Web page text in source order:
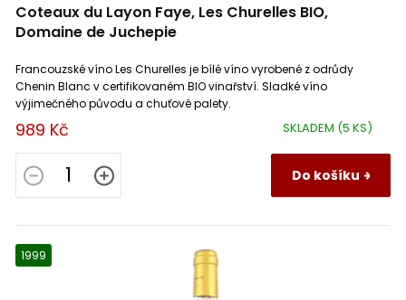
Coteaux du Layon Faye, Les Churelles BIO,
Domaine de Juchepie
SKLADEM (5 KS)
989 Kč
Do košíku
Francouzské víno Les Churelles je bílé víno vyrobené z odrůdy
Chenin Blanc v certifikovaném BIO vinařství. Sladké víno
výjimečného původu a chuťové palety.
1999